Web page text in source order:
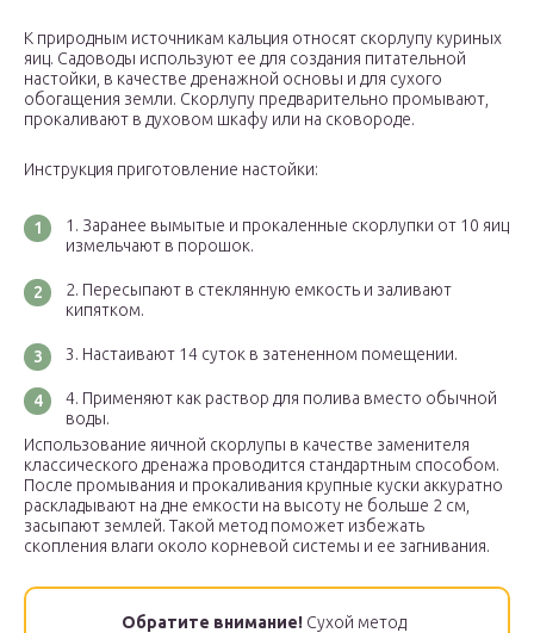
К природным источникам кальция относят скорлупу куриных
яиц. Садоводы используют ее для создания питательной
настойки, в качестве дренажной основы и для сухого
обогащения земли. Скорлупу предварительно промывают,
прокаливают в духовом шкафу или на сковороде.
Инструкция приготовление настойки:
Заранее вымытые и прокаленные скорлупки от 10 яиц
измельчают в порошок.
Пересыпают в стеклянную емкость и заливают
кипятком.
Настаивают 14 суток в затененном помещении.
Применяют как раствор для полива вместо обычной
воды.
Использование яичной скорлупы в качестве заменителя
классического дренажа проводится стандартным способом.
После промывания и прокаливания крупные куски аккуратно
раскладывают на дне емкости на высоту не больше 2 см,
засыпают землей. Такой метод поможет избежать
скопления влаги около корневой системы и ее загнивания.
Обратите внимание! Сухой метод